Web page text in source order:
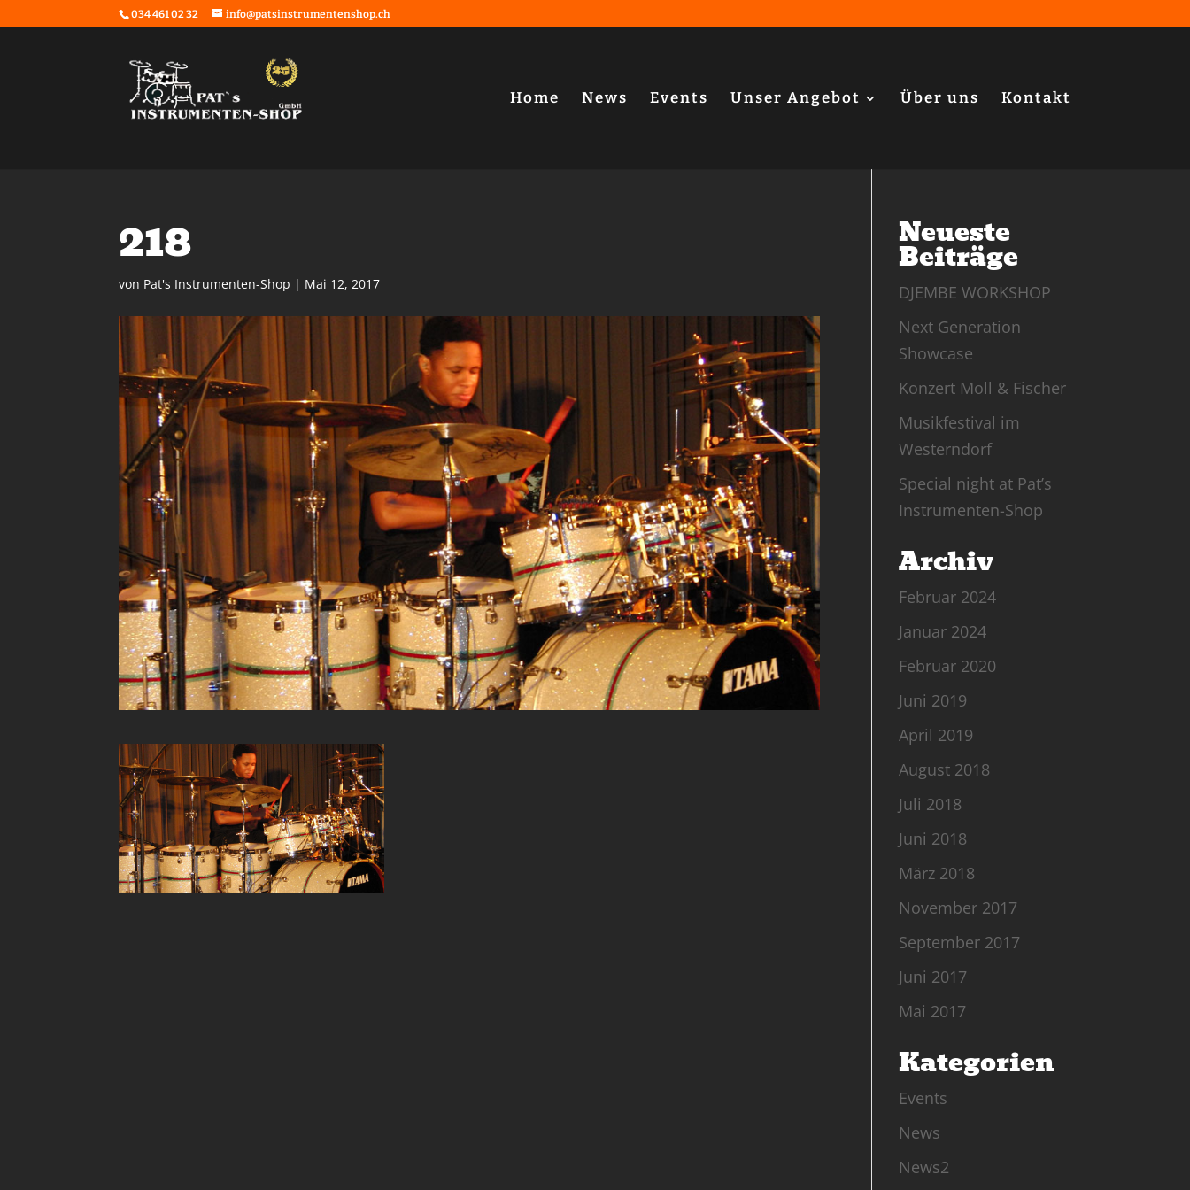
034 461 02 32 info@patsinstrumentenshop.ch
Home News Events Unser Angebot Über uns Kontakt
218
von Pat's Instrumenten-Shop | Mai 12, 2017
Neueste
Beiträge
DJEMBE WORKSHOP
Next Generation
Showcase
Konzert Moll & Fischer
Musikfestival im
Westerndorf
Special night at Pat’s
Instrumenten-Shop
Archiv
Februar 2024
Januar 2024
Februar 2020
Juni 2019
April 2019
August 2018
Juli 2018
Juni 2018
März 2018
November 2017
September 2017
Juni 2017
Mai 2017
Kategorien
Events
News
News2